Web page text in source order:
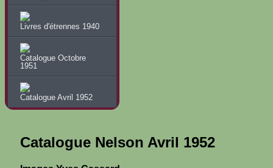
Livres d'étrennes 1940
Catalogue Octobre
1951
Catalogue Avril 1952
Catalogue Nelson Avril 1952